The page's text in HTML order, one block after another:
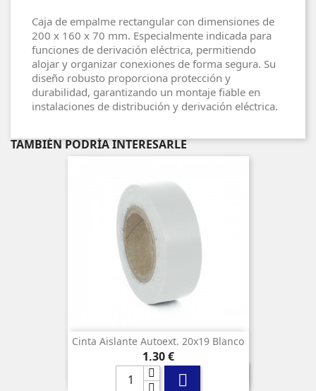
Caja de empalme rectangular con dimensiones de
200 x 160 x 70 mm. Especialmente indicada para
funciones de derivación eléctrica, permitiendo
alojar y organizar conexiones de forma segura. Su
diseño robusto proporciona protección y
durabilidad, garantizando un montaje fiable en
instalaciones de distribución y derivación eléctrica.
TAMBIÉN PODRÍA INTERESARLE
Cinta Aislante Autoext. 20x19 Blanco
Precio
1,30 €
